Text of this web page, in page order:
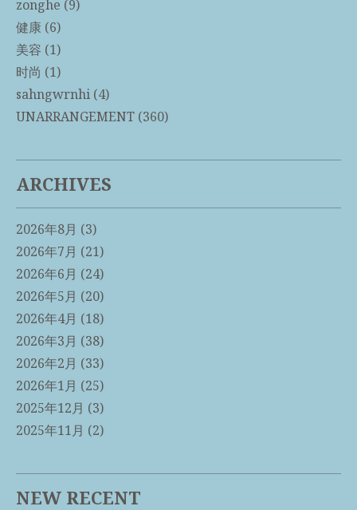
zonghe (9)
健康 (6)
美容 (1)
时尚 (1)
sahngwrnhi (4)
UNARRANGEMENT (360)
ARCHIVES
2026年8月 (3)
2026年7月 (21)
2026年6月 (24)
2026年5月 (20)
2026年4月 (18)
2026年3月 (38)
2026年2月 (33)
2026年1月 (25)
2025年12月 (3)
2025年11月 (2)
NEW RECENT